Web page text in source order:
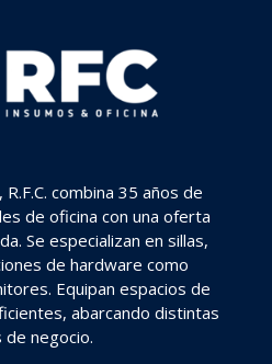
combina 35 años de
de oficina con una oferta
Se especializan en sillas,
de hardware como
Equipan espacios de
abarcando distintas
de negocio.